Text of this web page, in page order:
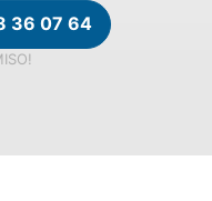
36 07 64